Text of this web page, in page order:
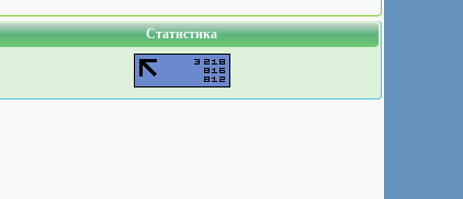
Статистика